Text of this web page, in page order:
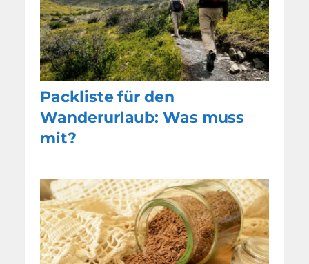
Packliste für den
Wanderurlaub: Was muss
mit?